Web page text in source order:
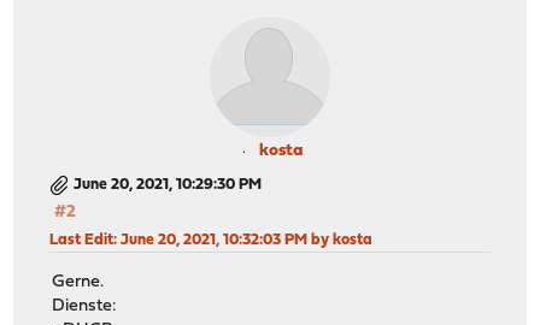
kosta
June 20, 2021, 10:29:30 PM
#2
Last Edit: June 20, 2021, 10:32:03 PM by kosta
Gerne.
Dienste: